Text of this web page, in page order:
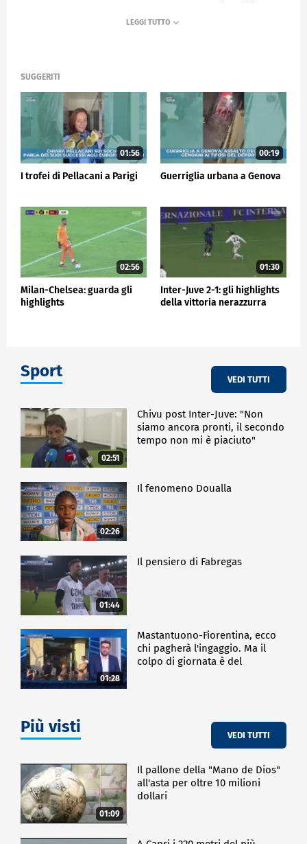
SUGGERITI
01:56
I trofei di Pellacani a Parigi
00:19
Guerriglia urbana a Genova
02:56
Milan-Chelsea: guarda gli
highlights
01:30
Inter-Juve 2-1: gli highlights
della vittoria nerazzurra
Sport VEDI TUTTI
02:51
Chivu post Inter-Juve: "Non
siamo ancora pronti, il secondo
tempo non mi è piaciuto"
02:26
Il fenomeno Doualla
01:44
Il pensiero di Fabregas
01:28
Mastantuono-Fiorentina, ecco
chi pagherà l'ingaggio. Ma il
colpo di giornata è del
Più visti VEDI TUTTI
01:09
Il pallone della "Mano de Dios"
all'asta per oltre 10 milioni
dollari